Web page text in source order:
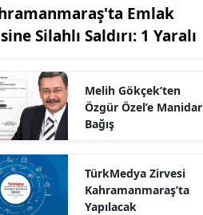
Emlak
Silahlı Saldırı: 1 Yaralı
Melih Gökçek’ten
Özgür Özel’e Manidar
Bağış
TürkMedya Zirvesi
Kahramanmaraş’ta
Yapılacak